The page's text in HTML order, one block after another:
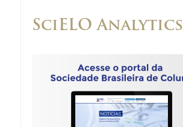
SciELO Analytics